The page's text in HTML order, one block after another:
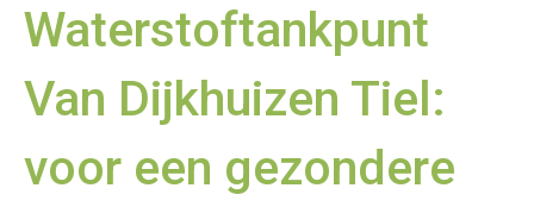
Waterstoftankpunt
Van Dijkhuizen Tiel:
voor een gezondere